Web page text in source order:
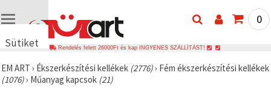
Sütiket
🍪 Cookie-
kat és
0
Rendelés felett 26000Ft és kap INGYENES SZÁLLÍTÁST!
EM ART › Ékszerkészítési kellékek (2776)› Fém ékszerkészítési kellékek
(1076)› Műanyag kapcsok (21)